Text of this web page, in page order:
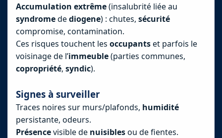
Accumulation extrême(insalubrité liée au
syndromedediogene) : chutes, sécurité
compromise, contamination.
Ces risques touchent les occupantset parfois le
voisinage de l’immeuble(parties communes,
copropriété, syndic).
Signes à surveiller
Traces noires sur murs/plafonds, humidité
persistante, odeurs.
Présencevisible de nuisiblesou de fientes.